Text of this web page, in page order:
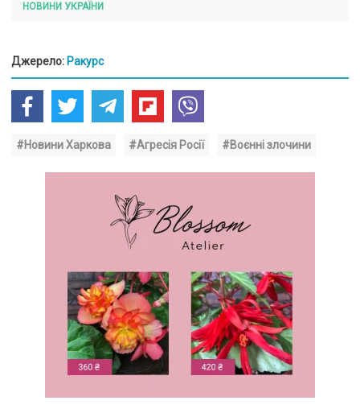
НОВИНИ УКРАЇНИ
Джерело: Ракурс
#Новини Харкова #Агресія Росії #Воєнні злочини